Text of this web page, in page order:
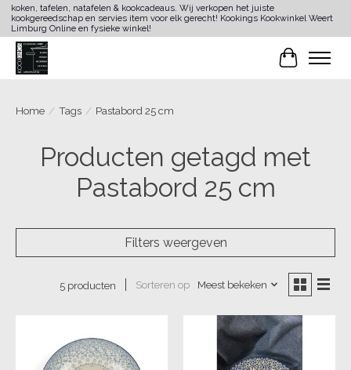
koken, tafelen, natafelen & kookcadeaus. Wij verkopen het juiste
kookgereedschap en servies item voor elk gerecht! Kookings Kookwinkel Weert
Limburg Online en fysieke winkel!
Home / Tags / Pastabord 25 cm
Producten getagd met
Pastabord 25 cm
Filters weergeven
5 producten Sorteren op Meest bekeken